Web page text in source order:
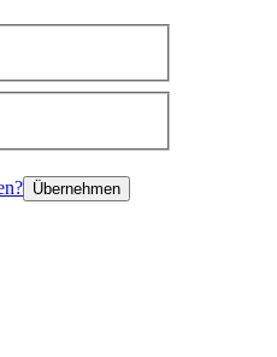
Übernehmen